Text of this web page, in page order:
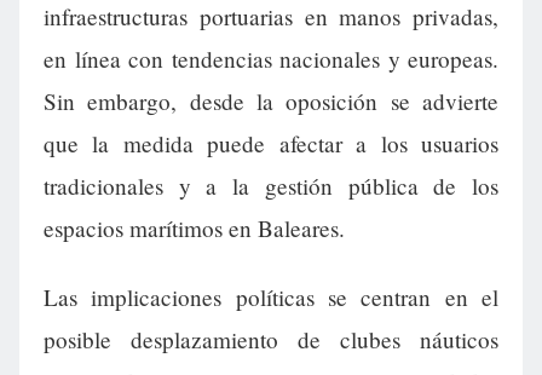
infraestructuras portuarias en manos privadas,
en línea con tendencias nacionales y europeas.
Sin embargo, desde la oposición se advierte
que la medida puede afectar a los usuarios
tradicionales y a la gestión pública de los
espacios marítimos en Baleares.
Las implicaciones políticas se centran en el
posible desplazamiento de clubes náuticos